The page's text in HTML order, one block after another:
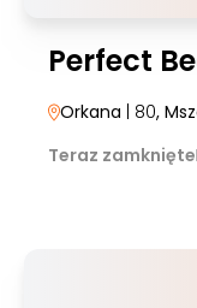
Perfect
Orkana | 80,
Teraz zamknięte